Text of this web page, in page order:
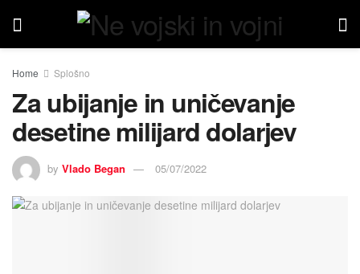
Home Splošno
Za ubijanje in uničevanje
desetine milijard dolarjev
by Vlado Began 05/07/2022